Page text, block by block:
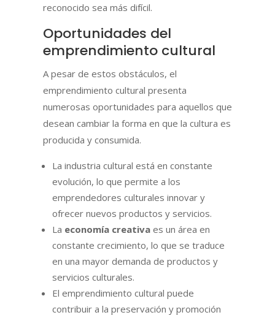
reconocido sea más difícil.
Oportunidades del
emprendimiento cultural
A pesar de estos obstáculos, el
emprendimiento cultural presenta
numerosas oportunidades para aquellos que
desean cambiar la forma en que la cultura es
producida y consumida.
La industria cultural está en constante
evolución, lo que permite a los
emprendedores culturales innovar y
ofrecer nuevos productos y servicios.
La economía creativaes un área en
constante crecimiento, lo que se traduce
en una mayor demanda de productos y
servicios culturales.
El emprendimiento cultural puede
contribuir a la preservación y promoción